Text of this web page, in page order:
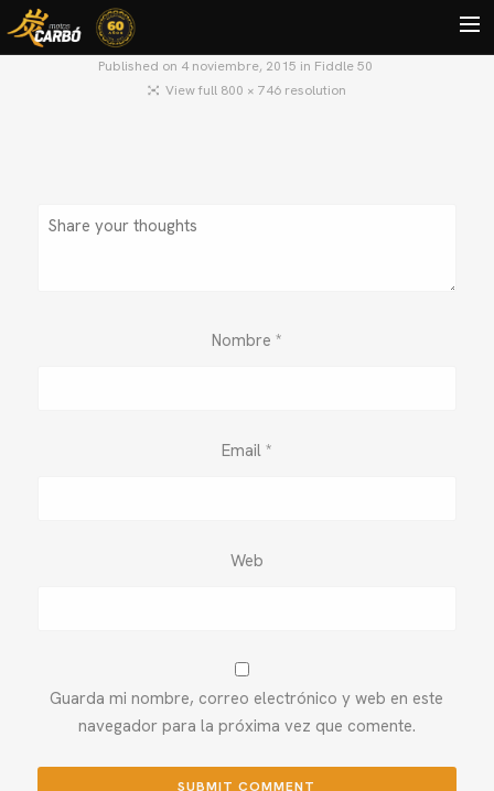
BLOG
Published on 4 noviembre, 2015 in Fiddle 50
View full 800 × 746 resolution
Nombre *
Email *
Web
Guarda mi nombre, correo electrónico y web en este
navegador para la próxima vez que comente.